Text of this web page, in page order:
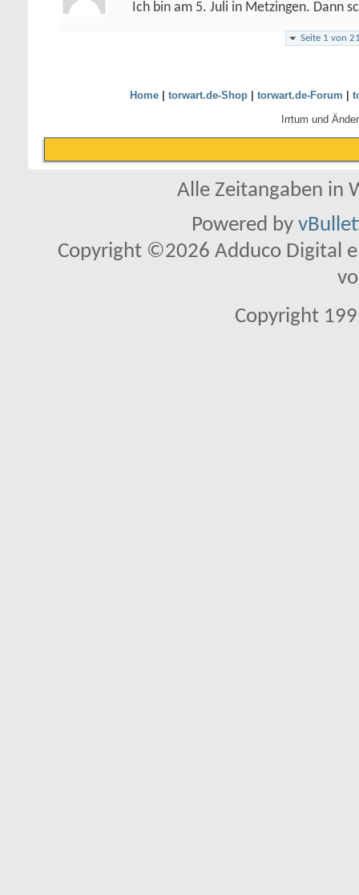
Ich bin am 5. Juli in Metzingen. Dann
Seite 1 von
Home| torwart.de-Shop| torwart.de-Forum
Irrtum und
Alle Zeitangaben in
Powered by
Copyright ©2026 Adduco Digital
Copyright